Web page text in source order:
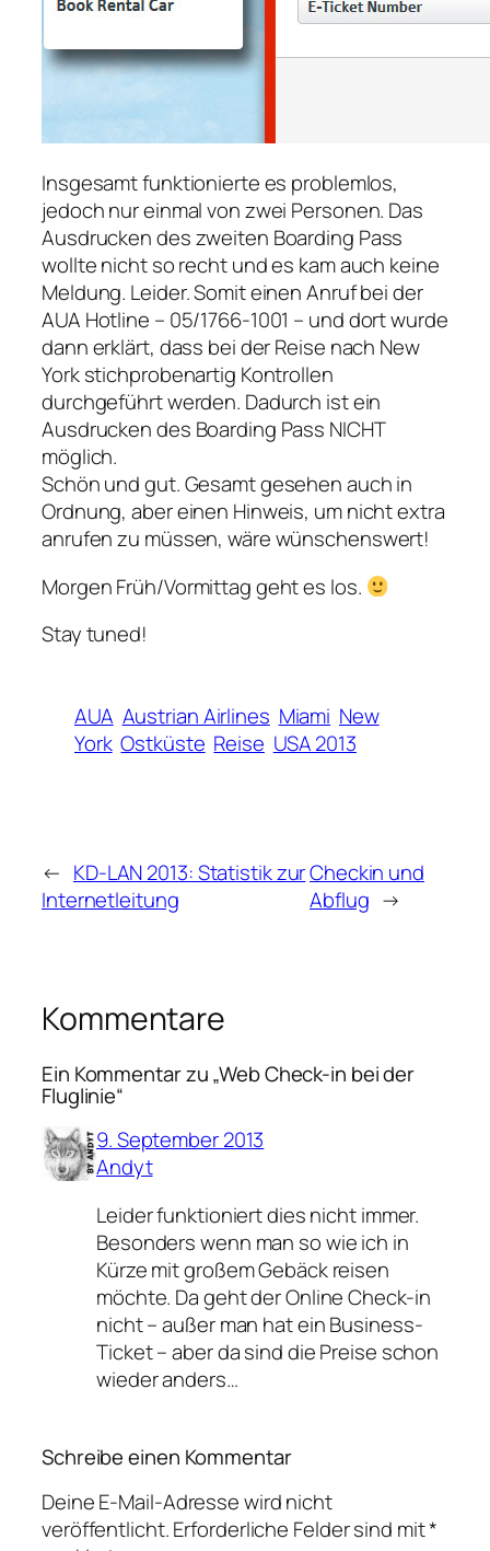
Insgesamt funktionierte es problemlos,
jedoch nur einmal von zwei Personen. Das
Ausdrucken des zweiten Boarding Pass
wollte nicht so recht und es kam auch keine
Meldung. Leider. Somit einen Anruf bei der
AUA Hotline – 05/1766-1001 – und dort wurde
dann erklärt, dass bei der Reise nach New
York stichprobenartig Kontrollen
durchgeführt werden. Dadurch ist ein
Ausdrucken des Boarding Pass NICHT
möglich.
Schön und gut. Gesamt gesehen auch in
Ordnung, aber einen Hinweis, um nicht extra
anrufen zu müssen, wäre wünschenswert!
Morgen Früh/Vormittag geht es los.
Stay tuned!
AUA Austrian Airlines Miami New
York Ostküste Reise USA 2013
← KD-LAN 2013: Statistik zur
Internetleitung
Checkin und
Abflug →
Kommentare
Ein Kommentar zu „Web Check-in bei der
Fluglinie“
9. September 2013
Andyt
Leider funktioniert dies nicht immer.
Besonders wenn man so wie ich in
Kürze mit großem Gebäck reisen
möchte. Da geht der Online Check-in
nicht – außer man hat ein Business-
Ticket – aber da sind die Preise schon
wieder anders…
Schreibe einen Kommentar
Deine E-Mail-Adresse wird nicht
veröffentlicht.Erforderliche Felder sind mit*